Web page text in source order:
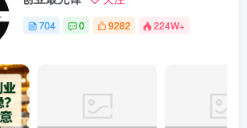
704 0 9282 224W+